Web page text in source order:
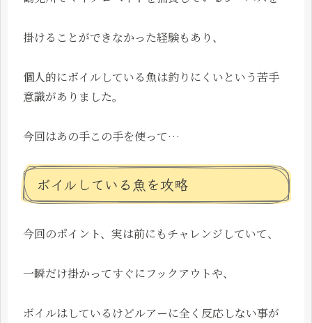
掛けることができなかった経験もあり、
個人的にボイルしている魚は釣りにくいという苦手
意識がありました。
今回はあの手この手を使って…
ボイルしている魚を攻略
今回のポイント、実は前にもチャレンジしていて、
一瞬だけ掛かってすぐにフックアウトや、
ボイルはしているけどルアーに全く反応しない事が